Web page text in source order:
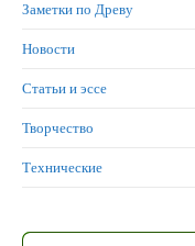
Заметки по Древу
Новости
Статьи и эссе
Творчество
Технические